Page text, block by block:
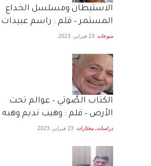
الاستيطان ومسلسل الخداع
المستمر – قلم : راسم عبيدات
منوعات 23 فبراير، 2023
الكتاب الصَّوتي – عوالم تحت
الأرض – قلم : وهيب نديم وهبه
دراسات, مختارات 23 فبراير، 2023